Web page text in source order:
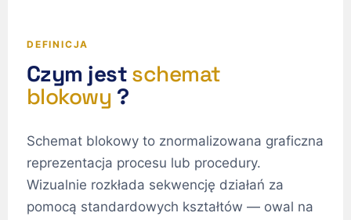
DEFINICJA
Czym jestschemat
blokowy ?
Schemat blokowy to znormalizowana graficzna
reprezentacja procesu lub procedury.
Wizualnie rozkłada sekwencję działań za
pomocą standardowych kształtów — owal na